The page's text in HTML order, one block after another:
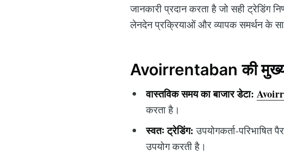
जानकारी प्रदान करता है जो सही ट्रेडिंग
लेनदेन प्रक्रियाओं और व्यापक समर्थन के
Avoirrentaban की मुख्य
वास्तविक समय का बाजार डेटा:
करता है।
स्वतः ट्रेडिंग: उपयोगकर्ता-परिभाषित
उपयोग करती है।